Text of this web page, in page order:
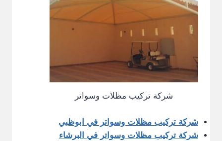
شركة تركيب مظلات وسواتر
شركة تركيب مظلات وسواتر في ابوظبي
شركة تركيب مظلات وسواتر في البرشاء